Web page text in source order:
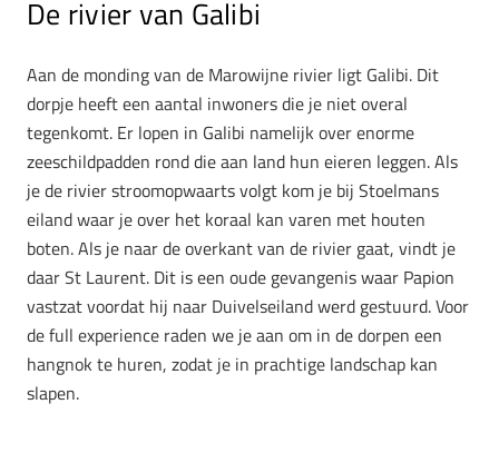
De rivier van Galibi
Aan de monding van de Marowijne rivier ligt Galibi. Dit
dorpje heeft een aantal inwoners die je niet overal
tegenkomt. Er lopen in Galibi namelijk over enorme
zeeschildpadden rond die aan land hun eieren leggen. Als
je de rivier stroomopwaarts volgt kom je bij Stoelmans
eiland waar je over het koraal kan varen met houten
boten. Als je naar de overkant van de rivier gaat, vindt je
daar St Laurent. Dit is een oude gevangenis waar Papion
vastzat voordat hij naar Duivelseiland werd gestuurd. Voor
de full experience raden we je aan om in de dorpen een
hangnok te huren, zodat je in prachtige landschap kan
slapen.